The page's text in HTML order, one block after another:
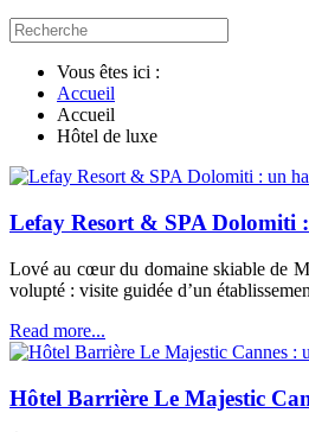
Vous êtes ici :
Accueil
Accueil
Hôtel de luxe
Lefay Resort & SPA Dolomiti
Lové au cœur du domaine skiable de
volupté : visite guidée d’un
Read more...
Hôtel Barrière Le Majestic